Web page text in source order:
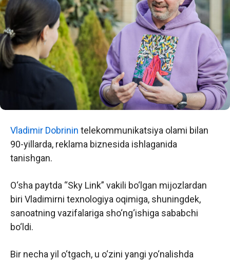
Vladimir Dobrinin telekommunikatsiya olami bilan
90-yillarda, reklama biznesida ishlaganida
tanishgan.
O‘sha paytda “Sky Link” vakili bo‘lgan mijozlardan
biri Vladimirni texnologiya oqimiga, shuningdek,
sanoatning vazifalariga sho‘ng‘ishiga sababchi
bo‘ldi.
Bir necha yil o‘tgach, u o‘zini yangi yo‘nalishda